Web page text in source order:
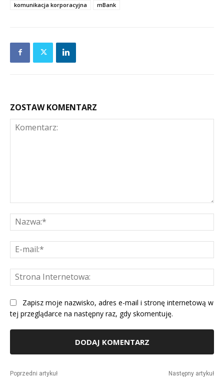
komunikacja korporacyjna
mBank
ZOSTAW KOMENTARZ
Zapisz moje nazwisko, adres e-mail i stronę internetową w
tej przeglądarce na następny raz, gdy skomentuję.
Poprzedni artykuł Następny artykuł